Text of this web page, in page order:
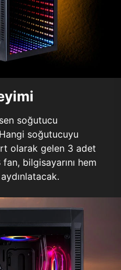
soğutucu
soğutucuyu
olarak gelen 3 adet
bilgisayarını hem